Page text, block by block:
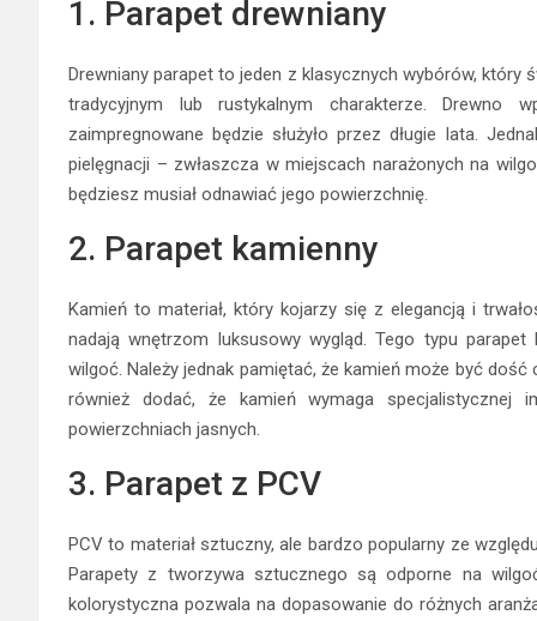
1. Parapet drewniany
Drewniany parapet to jeden z klasycznych wybórów,
tradycyjnym lub rustykalnym charakterze.
zaimpregnowane będzie służyło przez długie lata.
pielęgnacji – zwłaszcza w miejscach narażonych na
będziesz musiał odnawiać jego powierzchnię.
2. Parapet kamienny
Kamień to materiał, który kojarzy się z elegancją i
nadają wnętrzom luksusowy wygląd. Tego typu
wilgoć. Należy jednak pamiętać, że kamień może być
również dodać, że kamień wymaga specjalistycznej
powierzchniach jasnych.
3. Parapet z PCV
PCV to materiał sztuczny, ale bardzo popularny ze
Parapety z tworzywa sztucznego są odporne na
kolorystyczna pozwala na dopasowanie do różnych